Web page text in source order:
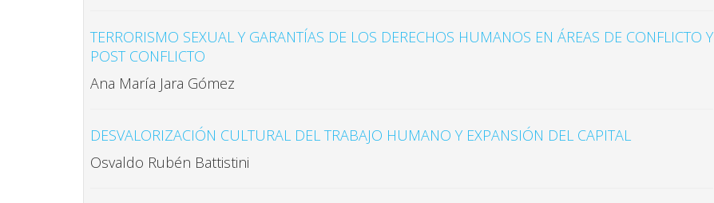
TERRORISMO SEXUAL Y GARANTÍAS DE LOS DERECHOS HUMANOS EN ÁREAS DE CONFLICTO Y
POST CONFLICTO
Ana María Jara Gómez
DESVALORIZACIÓN CULTURAL DEL TRABAJO HUMANO Y EXPANSIÓN DEL CAPITAL
Osvaldo Rubén Battistini